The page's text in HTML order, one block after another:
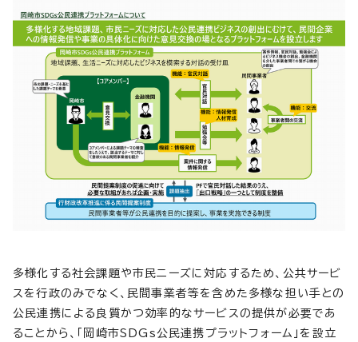
多様化する社会課題や市民ニーズに対応するため、公共サービ
スを行政のみでなく、民間事業者等を含めた多様な担い手との
公民連携による良質かつ効率的なサービスの提供が必要であ
ることから、「岡崎市SDGs公民連携プラットフォーム」を設立